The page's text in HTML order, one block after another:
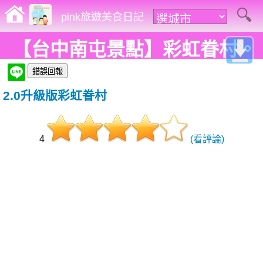
pink旅遊美食日記
【台中南屯景點】彩虹眷村。
2.0升級版新作，彩虹爺爺帶你
走入繽紛的童話世界!
2.0升級版彩虹眷村
4 (看評論)